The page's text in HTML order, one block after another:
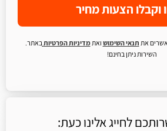
וקבלו הצעות מחיר
את תנאי השימוש ואתמדיניות הפרטיות באתר.
השירות ניתן בחינם!
לחייג אלינו כעת: